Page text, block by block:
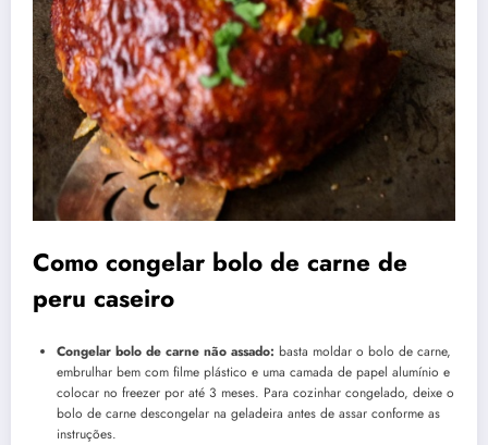
Como congelar bolo de carne de
peru caseiro
Congelar bolo de carne não assado: basta moldar o bolo de carne,
embrulhar bem com filme plástico e uma camada de papel alumínio e
colocar no freezer por até 3 meses. Para cozinhar congelado, deixe o
bolo de carne descongelar na geladeira antes de assar conforme as
instruções.